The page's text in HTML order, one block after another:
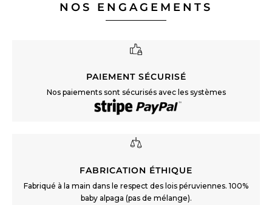
NOS ENGAGEMENTS
PAIEMENT SÉCURISÉ
Nos paiements sont sécurisés avec les systèmes
FABRICATION ÉTHIQUE
Fabriqué à la main dans le respect des lois péruviennes. 100%
baby alpaga (pas de mélange).